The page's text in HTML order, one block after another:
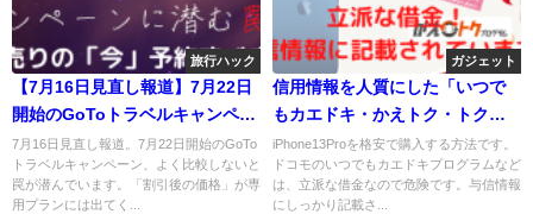
旅行ハック
【7月16日見直し報道】7月22日
開始のGoToトラベルキャンペー
ンに潜む罠とは？注意点を紹
介！
7月16日見直し報道。7月22日開始のGoTo
トラベルキャンペーン、よく比較しないと
罠が潜んでいます。「割引後の価格」が専
用プランには出てく...
ガジェット
信用情報を人質にした「いつで
もカエドキ・かえトク・トクす
るサポート」は危険！iPhone13
購入は一括が基本！
iPhone13Proを格安で購入する方法です。
ドコモのいつでもカエドキプログラムなど
は、立派な借金なので危険です。与信情報
にしっかり記載さ...